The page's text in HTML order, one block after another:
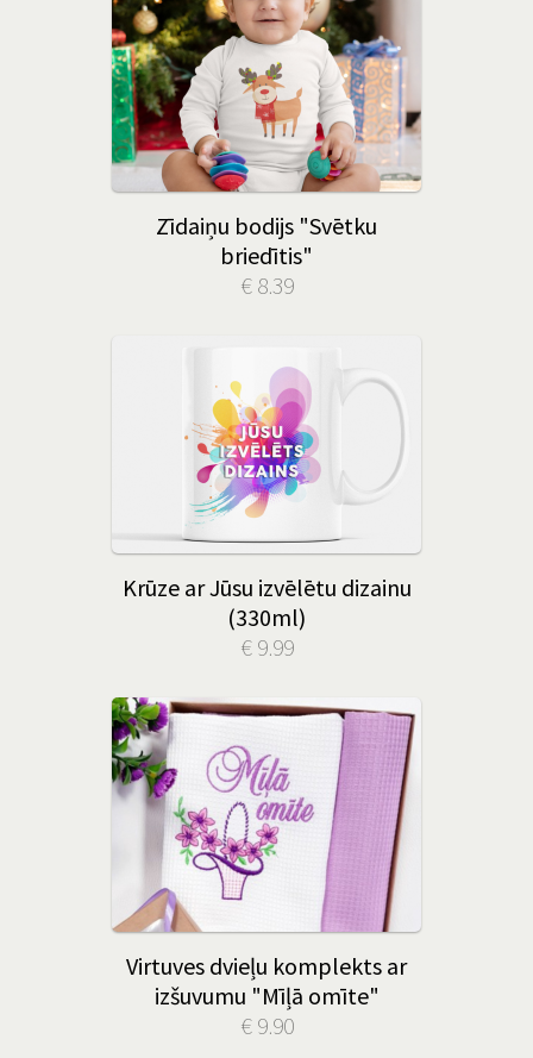
Zīdaiņu bodijs "Svētku
briedītis"
€ 8.39
Krūze ar Jūsu izvēlētu dizainu
(330ml)
€ 9.99
Virtuves dvieļu komplekts ar
izšuvumu "Mīļā omīte"
€ 9.90